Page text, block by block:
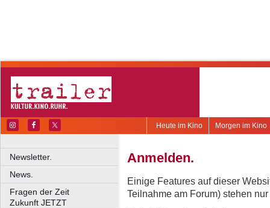
Morgen im Kino
Heute im Kino
Newsletter.
News.
Fragen der Zeit
Zukunft JETZT
Anmelden.
Einige Features auf dieser
Teilnahme am Forum) stehen